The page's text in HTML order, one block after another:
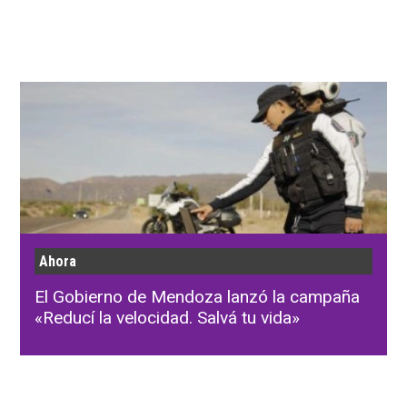
Ahora
El Gobierno de Mendoza lanzó la campaña
«Reducí la velocidad. Salvá tu vida»